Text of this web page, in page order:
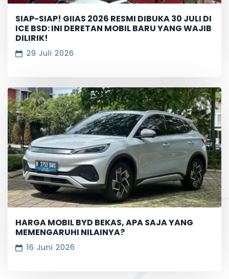
SIAP-SIAP! GIIAS 2026 RESMI DIBUKA 30 JULI DI
ICE BSD: INI DERETAN MOBIL BARU YANG WAJIB
DILIRIK!
29 Juli 2026
HARGA MOBIL BYD BEKAS, APA SAJA YANG
MEMENGARUHI NILAINYA?
16 Juni 2026